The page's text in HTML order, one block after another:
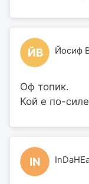
ЙВ Йосиф
Оф топик.
Кой е по-
IN